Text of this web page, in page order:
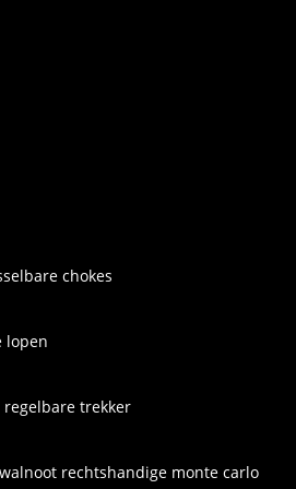
chokes
lopen
trekker
rechtshandige monte carlo